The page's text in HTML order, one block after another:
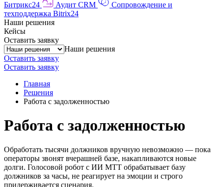
Битрикс24
Аудит CRM
Сопровождение и
техподдержка Bitrix24
Наши решения
Кейсы
Оставить заявку
Наши решения
Оставить заявку
Оставить заявку
Главная
Решения
Работа с задолженностью
Работа с задолженностью
Обработать тысячи должников вручную невозможно — пока
операторы звонят вчерашней базе, накапливаются новые
долги. Голосовой робот с ИИ МТТ обрабатывает базу
должников за часы, не реагирует на эмоции и строго
придерживается сценария.